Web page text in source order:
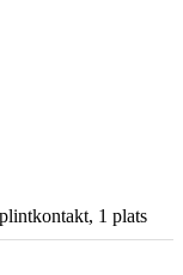
1 plats